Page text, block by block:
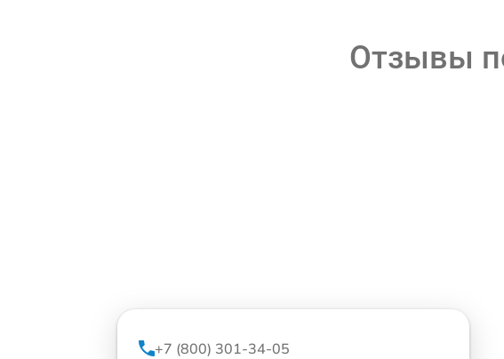
Отзывы
+7 (800) 301-34-05